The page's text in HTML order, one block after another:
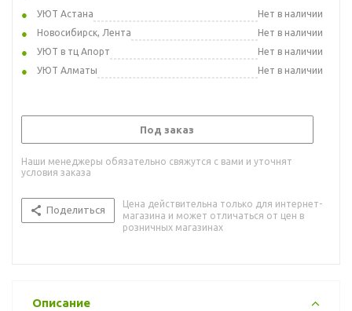
УЮТ Астана
Нет в наличии
Новосибирск, Лента
Нет в наличии
УЮТ в тц Апорт
Нет в наличии
УЮТ Алматы
Нет в наличии
Под заказ
Наши менеджеры обязательно свяжутся с вами и уточнят
условия заказа
Поделиться
Цена действительна только для интернет-
магазина и может отличаться от цен в
розничных магазинах
Описание